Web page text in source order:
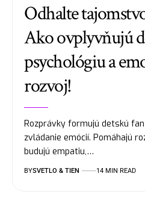
Odhalte
Ako ovplyvňujú
psychológiu a
rozvoj!
Rozprávky formujú detskú
zvládanie emócií. Pomáhajú
budujú empatiu,…
BYSVETLO & TIEN 14 MIN READ